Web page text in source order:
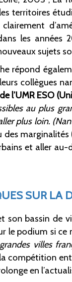
territoires
les
sujets
répond
collègues
l’UMR ESO
au plus
plus loin.
marginalités
et aller au-
SUR LA
son bassin de
le podium si ce
villes
compétition
en